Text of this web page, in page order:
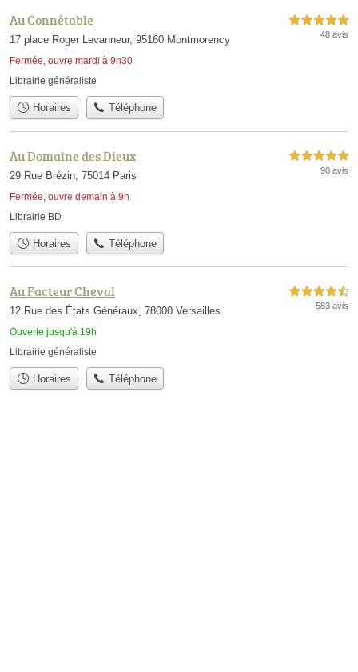
Au Connétable
17 place Roger Levanneur, 95160 Montmorency
Fermée, ouvre mardi à 9h30
5,0 étoiles sur 5
48 avis
Librairie généraliste
Horaires Téléphone
Au Domaine des Dieux
29 Rue Brézin, 75014 Paris
Fermée, ouvre demain à 9h
5,0 étoiles sur 5
90 avis
Librairie BD
Horaires Téléphone
Au Facteur Cheval
12 Rue des États Généraux, 78000 Versailles
Ouverte jusqu'à 19h
4,5 étoiles sur 5
583 avis
Librairie généraliste
Horaires Téléphone